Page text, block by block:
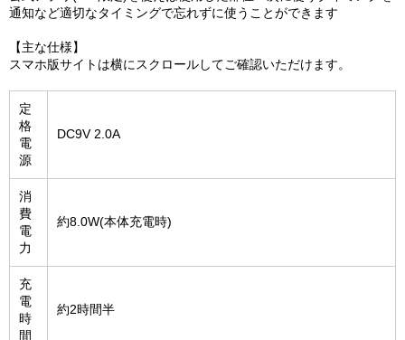
通知など適切なタイミングで忘れずに使うことができます
【主な仕様】
スマホ版サイトは横にスクロールしてご確認いただけます。
定
格
電
源
DC9V 2.0A
消
費
電
力
約8.0W(本体充電時)
充
電
時
間
約2時間半